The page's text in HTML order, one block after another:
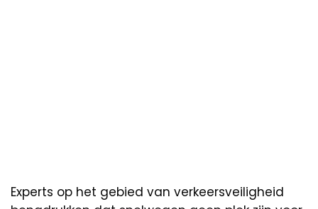
Experts op het gebied van verkeersveiligheid